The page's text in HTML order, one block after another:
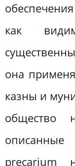
как
она
казны и
precarium